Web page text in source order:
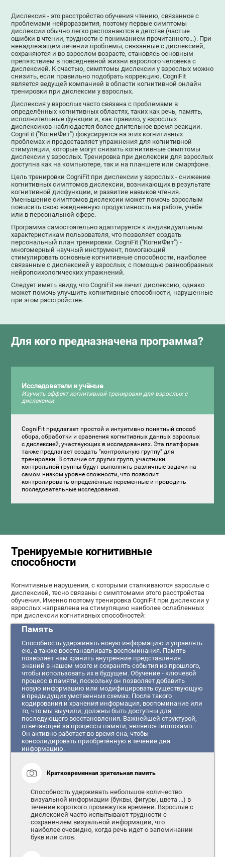
Дислексия - это расстройство обучения чтению, связанное с
проблемами нейроразвития, поэтому первые симптомы
дислексии обычно легко распознаются в детстве (частые
ошибки в чтении, трудности с пониманием прочитанного...). При
ненадлежащем лечении проблемы, связанные с дислексией,
сохраняются и во взрослом возрасте, становясь основным
препятствием в повседневной жизни взрослого человека с
дислексией. К счастью, симптомы дислексии у взрослых можно
снизить, если правильно подобрать коррекцию. CogniFit
является ведущей компанией в области когнитивной онлайн
тренировки при дислексии у взрослых.
Дислексия у взрослых часто связана с проблемами в
определённых когнитивных областях, таких как речь, память,
исполнительные функции и, как правило, у взрослых
дислексиков наблюдается более длительное время реакции.
CogniFit ("КогниФит") фокусируется на этих когнитивных
проблемах и предоставляет упражнения для когнитивной
стимуляции, которые могут снизить когнитивные симптомы
дислексии у взрослых. Тренировка при дислексии для взрослых
доступна как на компьютере, так и на планшете или смартфоне.
Цель тренировки CogniFit при дислексии у взрослых - снижение
когнитивных симптомов дислексии, возникающих в результате
когнитивной дисфункции, и развитие навыков чтения.
Уменьшение симптомов дислексии может помочь взрослым
повысить свою ежедневную продуктивность на работе, учёбе
или в персональной сфере.
Программа самостоятельно адаптируется к индивидуальным
характеристикам пользователя, что позволяет создать
персональный план тренировки. CogniFit ("КогниФит") -
многомерный научный инструмент, помогающий
стимулировать основные когнитивные способности, наиболее
связанные с дислексией у взрослых, с помощью разнообразных
нейропсихологических упражнений.
Следует иметь ввиду, что CogniFit не лечит дислексию, однако
может помочь улучшить когнитивные способности, нарушенные
при этом расстройстве.
Для кого предназначена программа?
Исследователи и учёные
Изучить эффект когнитивной тренировки для взрослых с
дислексией
CogniFit предлагает простой и интуитивно понятный способ
сбора, обработки и сравнения когнитивных данных взрослых
с дислексией, участвующих в исследованиях. Эта платформа
также предлагает создать "контрольную группу" для
тренировки. В отличие от других групп, участники
контрольной группы будут выполнять различные задачи на
самом низком уровне сложности, что позволит
контролировать определённые переменные и проводить
последовательные исследования.
Тренируемые когнитивные
способности
Когнитивные нарушения, с которыми сталкиваются взрослые с
дислексией, тесно связаны с симптомами этого расстройства
обучения. Именно поэтому тренировка CogniFit при дислексии у
взрослых направлена на стимуляцию наиболее ослабленных
при дислексии когнитивных способностей:
Память
Способность удерживать новую информацию и управлять
ею, а также восстанавливать воспоминания. Память
позволяет нам хранить внутренние представления
знаний в нашем мозге и сохранять события из прошлого,
чтобы использовать их в будущем. Обучение - ключевой
процесс в памяти, поскольку он позволяет добавить
новую информацию или модифицировать существующую
в предыдущих умственных схемах. После такого
кодирования и хранения информация, воспоминание или
то, что мы выучили, должны быть доступны для
последующего восстановления. Важнейшей структурой,
отвечающей за процессы памяти, является гиппокамп.
Он активно работает во время сна, чтобы
консолидировать приобретённую в течение дня
информацию.
Кратковременная зрительная память
Способность удерживать небольшое количество
визуальной информации (буквы, фигуры, цвета ...) в
течение короткого промежутка времени. Взрослые с
дислексией часто испытывают трудности с
сохранением визуальной информации, что
наиболее очевидно, когда речь идет о запоминании
букв или слов.